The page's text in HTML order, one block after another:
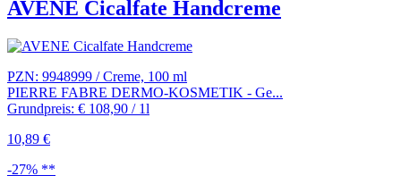
AVENE Cicalfate Handcreme
PZN: 9948999 / Creme, 100 ml
PIERRE FABRE DERMO-KOSMETIK - Ge...
Grundpreis: € 108,90 / 1l
10,89 €
-27% **